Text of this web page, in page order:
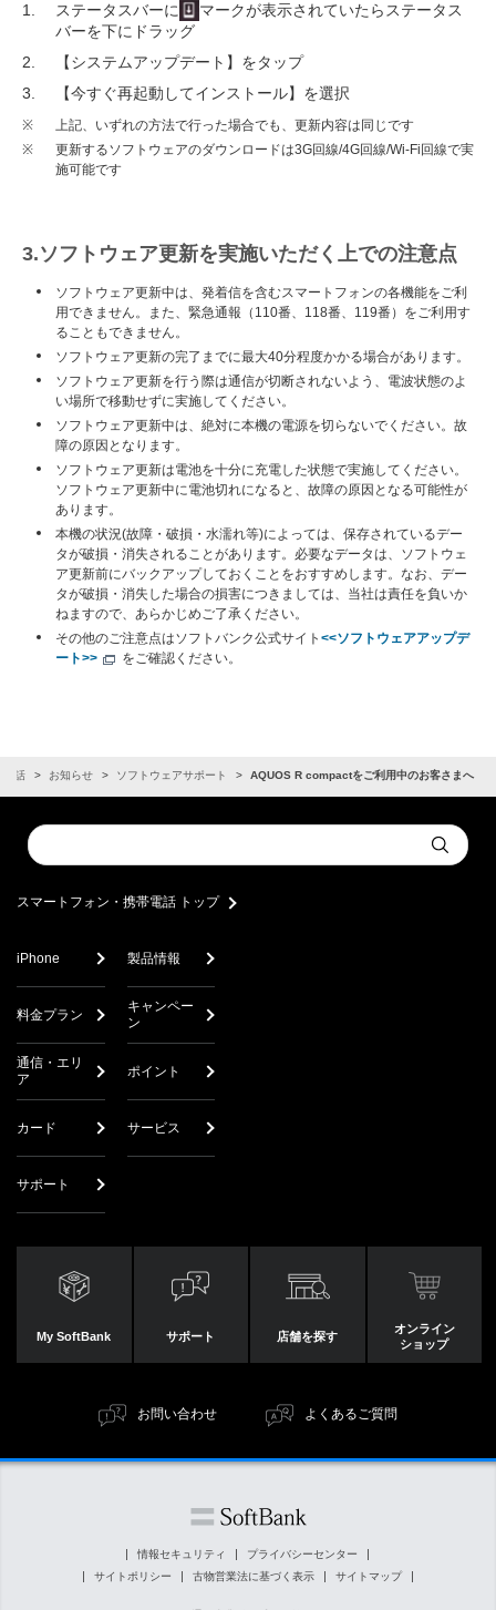
ステータスバーに
マークが表示されていたらステータス
バーを下にドラッグ
【システムアップデート】をタップ
【今すぐ再起動してインストール】を選択
※
上記、いずれの方法で行った場合でも、更新内容は同じです
※
更新するソフトウェアのダウンロードは3G回線/4G回線/Wi-Fi回線で実
施可能です
3.ソフトウェア更新を実施いただく上での注意点
ソフトウェア更新中は、発着信を含むスマートフォンの各機能をご利
用できません。また、緊急通報（110番、118番、119番）をご利用す
ることもできません。
ソフトウェア更新の完了までに最大40分程度かかる場合があります。
ソフトウェア更新を行う際は通信が切断されないよう、電波状態のよ
い場所で移動せずに実施してください。
ソフトウェア更新中は、絶対に本機の電源を切らないでください。故
障の原因となります。
ソフトウェア更新は電池を十分に充電した状態で実施してください。
ソフトウェア更新中に電池切れになると、故障の原因となる可能性が
あります。
本機の状況(故障・破損・水濡れ等)によっては、保存されているデー
タが破損・消失されることがあります。必要なデータは、ソフトウェ
ア更新前にバックアップしておくことをおすすめします。なお、デー
タが破損・消失した場合の損害につきましては、当社は責任を負いか
ねますので、あらかじめご了承ください。
その他のご注意点はソフトバンク公式サイト <<ソフトウェアアップデ
ート>>
をご確認ください。
電話 お知らせ ソフトウェアサポート AQUOS R compactをご利用中のお客さまへ
Conduct
a
Submit
スマートフォン・携帯電話 トップ
iPhone 製品情報
料金プラン
キャンペー
ン
通信・エリ
ア
ポイント
カード サービス
サポート
My SoftBank サポート 店舗を探す
オンライン
ショップ
お問い合わせ よくあるご質問
情報セキュリティ
プライバシーセンター
サイトポリシー
古物営業法に基づく表示 サイトマップ